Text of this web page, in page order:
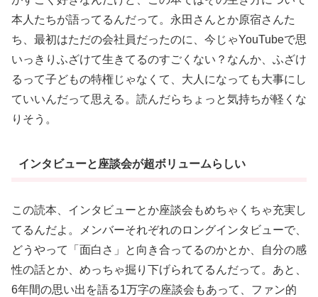
本人たちが語ってるんだって。永田さんとか原宿さんた
ち、最初はただの会社員だったのに、今じゃYouTubeで思
いっきりふざけて生きてるのすごくない？なんか、ふざけ
るって子どもの特権じゃなくて、大人になっても大事にし
ていいんだって思える。読んだらちょっと気持ちが軽くな
りそう。
インタビューと座談会が超ボリュームらしい
この読本、インタビューとか座談会もめちゃくちゃ充実し
てるんだよ。メンバーそれぞれのロングインタビューで、
どうやって「面白さ」と向き合ってるのかとか、自分の感
性の話とか、めっちゃ掘り下げられてるんだって。あと、
6年間の思い出を語る1万字の座談会もあって、ファン的